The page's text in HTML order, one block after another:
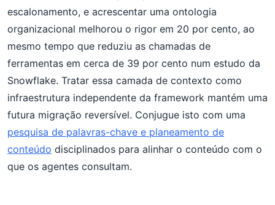
escalonamento, e acrescentar uma ontologia
organizacional melhorou o rigor em 20 por cento, ao
mesmo tempo que reduziu as chamadas de
ferramentas em cerca de 39 por cento num estudo da
Snowflake. Tratar essa camada de contexto como
infraestrutura independente da framework mantém uma
futura migração reversível. Conjugue isto com uma
pesquisa de palavras-chave e planeamento de
conteúdo disciplinados para alinhar o conteúdo com o
que os agentes consultam.